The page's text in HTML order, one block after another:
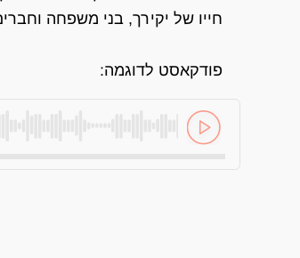
חייו של יקירך, בני משפחה
פודקאסט לדוגמה: